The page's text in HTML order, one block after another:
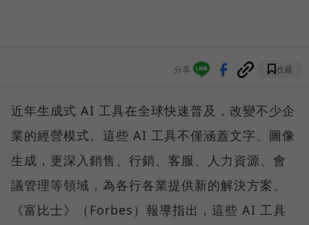
分享 收藏
近年生成式 AI 工具在全球快速普及，改變不少企
業的經營模式。這些 AI 工具不僅涵蓋文字、圖像
生成，更深入銷售、行銷、客服、人力資源、會
議管理等領域，為各行各業提供新的解決方案。
《富比士》（Forbes）報導指出，這些 AI 工具